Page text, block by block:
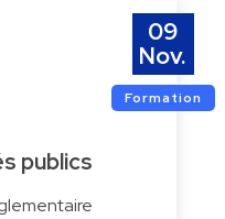
09
Nov.
Formation
publics